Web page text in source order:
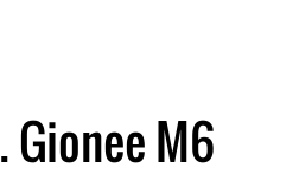
Gionee M6